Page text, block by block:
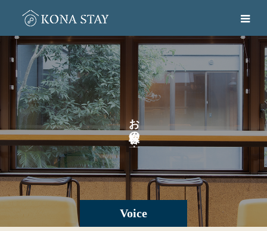
Voice
お
の
。